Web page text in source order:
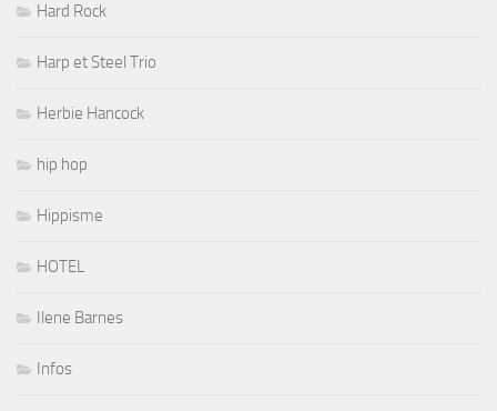
Hard Rock
Harp et Steel Trio
Herbie Hancock
hip hop
Hippisme
HOTEL
Ilene Barnes
Infos